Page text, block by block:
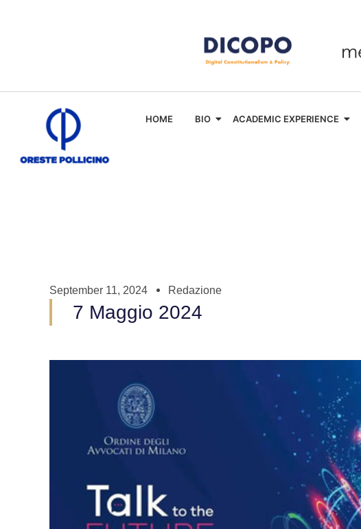
HOME BIO ACADEMIC EXPERIENCE
September 11, 2024 Redazione
7 Maggio 2024